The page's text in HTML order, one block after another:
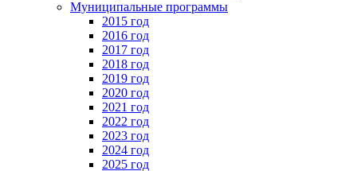
Муниципальные программы
2015 год
2016 год
2017 год
2018 год
2019 год
2020 год
2021 год
2022 год
2023 год
2024 год
2025 год